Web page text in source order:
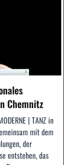
Chemnitz
| TANZ in
mit dem
der
entstehen, das